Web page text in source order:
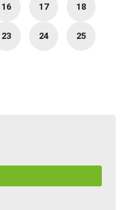
16 17 18
23 24 25